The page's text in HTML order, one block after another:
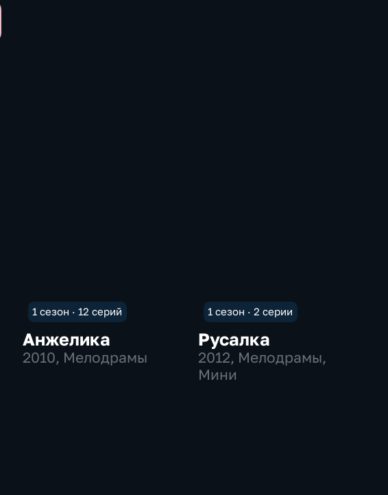
1 сезон · 12 серий
Анжелика
2010, Мелодрамы
1 сезон · 2 серии
Русалка
2012, Мелодрамы,
Мини